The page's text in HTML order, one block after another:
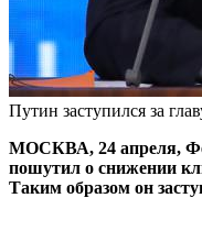
Путин заступился за
МОСКВА, 24 апреля,
пошутил о снижении
Таким образом он